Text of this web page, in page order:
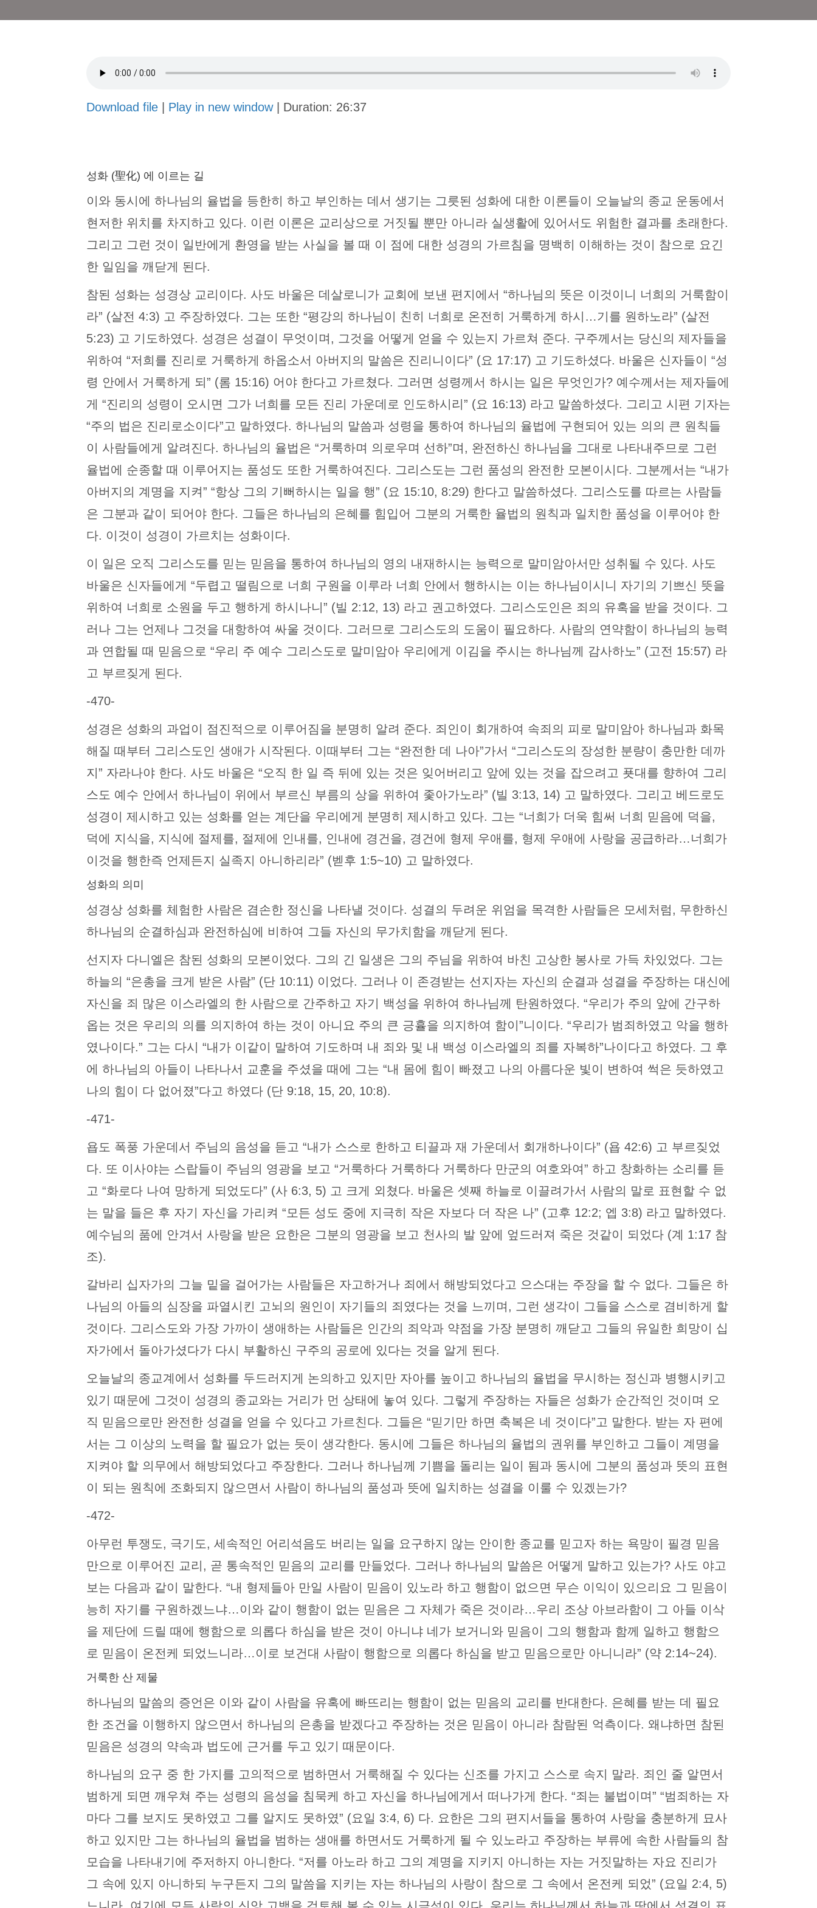
Download file Play in new window| Duration: 26:37
성화 (聖化) 에 이르는 길
이와 동시에 하나님의 율법을 등한히 하고 부인하는 데서 생기는 그릇된 성화에 대한 이론들이 오늘날의 종교 운동에서
현저한 위치를 차지하고 있다. 이런 이론은 교리상으로 거짓될 뿐만 아니라 실생활에 있어서도 위험한 결과를 초래한다.
그리고 그런 것이 일반에게 환영을 받는 사실을 볼 때 이 점에 대한 성경의 가르침을 명백히 이해하는 것이 참으로 요긴
한 일임을 깨닫게 된다.
참된 성화는 성경상 교리이다. 사도 바울은 데살로니가 교회에 보낸 편지에서 “하나님의 뜻은 이것이니 너희의 거룩함이
라” (살전 4:3) 고 주장하였다. 그는 또한 “평강의 하나님이 친히 너희로 온전히 거룩하게 하시…기를 원하노라” (살전
5:23) 고 기도하였다. 성경은 성결이 무엇이며, 그것을 어떻게 얻을 수 있는지 가르쳐 준다. 구주께서는 당신의 제자들을
위하여 “저희를 진리로 거룩하게 하옵소서 아버지의 말씀은 진리니이다” (요 17:17) 고 기도하셨다. 바울은 신자들이 “성
령 안에서 거룩하게 되” (롬 15:16) 어야 한다고 가르쳤다. 그러면 성령께서 하시는 일은 무엇인가? 예수께서는 제자들에
게 “진리의 성령이 오시면 그가 너희를 모든 진리 가운데로 인도하시리” (요 16:13) 라고 말씀하셨다. 그리고 시편 기자는
“주의 법은 진리로소이다”고 말하였다. 하나님의 말씀과 성령을 통하여 하나님의 율법에 구현되어 있는 의의 큰 원칙들
이 사람들에게 알려진다. 하나님의 율법은 “거룩하며 의로우며 선하”며, 완전하신 하나님을 그대로 나타내주므로 그런
율법에 순종할 때 이루어지는 품성도 또한 거룩하여진다. 그리스도는 그런 품성의 완전한 모본이시다. 그분께서는 “내가
아버지의 계명을 지켜” “항상 그의 기뻐하시는 일을 행” (요 15:10, 8:29) 한다고 말씀하셨다. 그리스도를 따르는 사람들
은 그분과 같이 되어야 한다. 그들은 하나님의 은혜를 힘입어 그분의 거룩한 율법의 원칙과 일치한 품성을 이루어야 한
다. 이것이 성경이 가르치는 성화이다.
이 일은 오직 그리스도를 믿는 믿음을 통하여 하나님의 영의 내재하시는 능력으로 말미암아서만 성취될 수 있다. 사도
바울은 신자들에게 “두렵고 떨림으로 너희 구원을 이루라 너희 안에서 행하시는 이는 하나님이시니 자기의 기쁘신 뜻을
위하여 너희로 소원을 두고 행하게 하시나니” (빌 2:12, 13) 라고 권고하였다. 그리스도인은 죄의 유혹을 받을 것이다. 그
러나 그는 언제나 그것을 대항하여 싸울 것이다. 그러므로 그리스도의 도움이 필요하다. 사람의 연약함이 하나님의 능력
과 연합될 때 믿음으로 “우리 주 예수 그리스도로 말미암아 우리에게 이김을 주시는 하나님께 감사하노” (고전 15:57) 라
고 부르짖게 된다.
-470-
성경은 성화의 과업이 점진적으로 이루어짐을 분명히 알려 준다. 죄인이 회개하여 속죄의 피로 말미암아 하나님과 화목
해질 때부터 그리스도인 생애가 시작된다. 이때부터 그는 “완전한 데 나아”가서 “그리스도의 장성한 분량이 충만한 데까
지” 자라나야 한다. 사도 바울은 “오직 한 일 즉 뒤에 있는 것은 잊어버리고 앞에 있는 것을 잡으려고 푯대를 향하여 그리
스도 예수 안에서 하나님이 위에서 부르신 부름의 상을 위하여 좇아가노라” (빌 3:13, 14) 고 말하였다. 그리고 베드로도
성경이 제시하고 있는 성화를 얻는 계단을 우리에게 분명히 제시하고 있다. 그는 “너희가 더욱 힘써 너희 믿음에 덕을,
덕에 지식을, 지식에 절제를, 절제에 인내를, 인내에 경건을, 경건에 형제 우애를, 형제 우애에 사랑을 공급하라…너희가
이것을 행한즉 언제든지 실족지 아니하리라” (벧후 1:5~10) 고 말하였다.
성화의 의미
성경상 성화를 체험한 사람은 겸손한 정신을 나타낼 것이다. 성결의 두려운 위엄을 목격한 사람들은 모세처럼, 무한하신
하나님의 순결하심과 완전하심에 비하여 그들 자신의 무가치함을 깨닫게 된다.
선지자 다니엘은 참된 성화의 모본이었다. 그의 긴 일생은 그의 주님을 위하여 바친 고상한 봉사로 가득 차있었다. 그는
하늘의 “은총을 크게 받은 사람” (단 10:11) 이었다. 그러나 이 존경받는 선지자는 자신의 순결과 성결을 주장하는 대신에
자신을 죄 많은 이스라엘의 한 사람으로 간주하고 자기 백성을 위하여 하나님께 탄원하였다. “우리가 주의 앞에 간구하
옵는 것은 우리의 의를 의지하여 하는 것이 아니요 주의 큰 긍휼을 의지하여 함이”니이다. “우리가 범죄하였고 악을 행하
였나이다.” 그는 다시 “내가 이같이 말하여 기도하며 내 죄와 및 내 백성 이스라엘의 죄를 자복하”나이다고 하였다. 그 후
에 하나님의 아들이 나타나서 교훈을 주셨을 때에 그는 “내 몸에 힘이 빠졌고 나의 아름다운 빛이 변하여 썩은 듯하였고
나의 힘이 다 없어졌”다고 하였다 (단 9:18, 15, 20, 10:8).
-471-
욥도 폭풍 가운데서 주님의 음성을 듣고 “내가 스스로 한하고 티끌과 재 가운데서 회개하나이다” (욥 42:6) 고 부르짖었
다. 또 이사야는 스랍들이 주님의 영광을 보고 “거룩하다 거룩하다 거룩하다 만군의 여호와여” 하고 창화하는 소리를 듣
고 “화로다 나여 망하게 되었도다” (사 6:3, 5) 고 크게 외쳤다. 바울은 셋째 하늘로 이끌려가서 사람의 말로 표현할 수 없
는 말을 들은 후 자기 자신을 가리켜 “모든 성도 중에 지극히 작은 자보다 더 작은 나” (고후 12:2; 엡 3:8) 라고 말하였다.
예수님의 품에 안겨서 사랑을 받은 요한은 그분의 영광을 보고 천사의 발 앞에 엎드러져 죽은 것같이 되었다 (계 1:17 참
조).
갈바리 십자가의 그늘 밑을 걸어가는 사람들은 자고하거나 죄에서 해방되었다고 으스대는 주장을 할 수 없다. 그들은 하
나님의 아들의 심장을 파열시킨 고뇌의 원인이 자기들의 죄였다는 것을 느끼며, 그런 생각이 그들을 스스로 겸비하게 할
것이다. 그리스도와 가장 가까이 생애하는 사람들은 인간의 죄악과 약점을 가장 분명히 깨닫고 그들의 유일한 희망이 십
자가에서 돌아가셨다가 다시 부활하신 구주의 공로에 있다는 것을 알게 된다.
오늘날의 종교계에서 성화를 두드러지게 논의하고 있지만 자아를 높이고 하나님의 율법을 무시하는 정신과 병행시키고
있기 때문에 그것이 성경의 종교와는 거리가 먼 상태에 놓여 있다. 그렇게 주장하는 자들은 성화가 순간적인 것이며 오
직 믿음으로만 완전한 성결을 얻을 수 있다고 가르친다. 그들은 “믿기만 하면 축복은 네 것이다”고 말한다. 받는 자 편에
서는 그 이상의 노력을 할 필요가 없는 듯이 생각한다. 동시에 그들은 하나님의 율법의 권위를 부인하고 그들이 계명을
지켜야 할 의무에서 해방되었다고 주장한다. 그러나 하나님께 기쁨을 돌리는 일이 됨과 동시에 그분의 품성과 뜻의 표현
이 되는 원칙에 조화되지 않으면서 사람이 하나님의 품성과 뜻에 일치하는 성결을 이룰 수 있겠는가?
-472-
아무런 투쟁도, 극기도, 세속적인 어리석음도 버리는 일을 요구하지 않는 안이한 종교를 믿고자 하는 욕망이 필경 믿음
만으로 이루어진 교리, 곧 통속적인 믿음의 교리를 만들었다. 그러나 하나님의 말씀은 어떻게 말하고 있는가? 사도 야고
보는 다음과 같이 말한다. “내 형제들아 만일 사람이 믿음이 있노라 하고 행함이 없으면 무슨 이익이 있으리요 그 믿음이
능히 자기를 구원하겠느냐…이와 같이 행함이 없는 믿음은 그 자체가 죽은 것이라…우리 조상 아브라함이 그 아들 이삭
을 제단에 드릴 때에 행함으로 의롭다 하심을 받은 것이 아니냐 네가 보거니와 믿음이 그의 행함과 함께 일하고 행함으
로 믿음이 온전케 되었느니라…이로 보건대 사람이 행함으로 의롭다 하심을 받고 믿음으로만 아니니라” (약 2:14~24).
거룩한 산 제물
하나님의 말씀의 증언은 이와 같이 사람을 유혹에 빠뜨리는 행함이 없는 믿음의 교리를 반대한다. 은혜를 받는 데 필요
한 조건을 이행하지 않으면서 하나님의 은총을 받겠다고 주장하는 것은 믿음이 아니라 참람된 억측이다. 왜냐하면 참된
믿음은 성경의 약속과 법도에 근거를 두고 있기 때문이다.
하나님의 요구 중 한 가지를 고의적으로 범하면서 거룩해질 수 있다는 신조를 가지고 스스로 속지 말라. 죄인 줄 알면서
범하게 되면 깨우쳐 주는 성령의 음성을 침묵케 하고 자신을 하나님에게서 떠나가게 한다. “죄는 불법이며” “범죄하는 자
마다 그를 보지도 못하였고 그를 알지도 못하였” (요일 3:4, 6) 다. 요한은 그의 편지서들을 통하여 사랑을 충분하게 묘사
하고 있지만 그는 하나님의 율법을 범하는 생애를 하면서도 거룩하게 될 수 있노라고 주장하는 부류에 속한 사람들의 참
모습을 나타내기에 주저하지 아니한다. “저를 아노라 하고 그의 계명을 지키지 아니하는 자는 거짓말하는 자요 진리가
그 속에 있지 아니하되 누구든지 그의 말씀을 지키는 자는 하나님의 사랑이 참으로 그 속에서 온전케 되었” (요일 2:4, 5)